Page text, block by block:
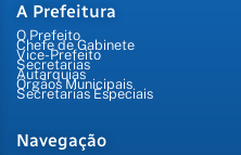
A Prefeitura
O Prefeito
Chefe de Gabinete
Vice-Prefeito
Secretarias
Autarquias
Órgãos Municipais
Secretarias Especiais
Navegação